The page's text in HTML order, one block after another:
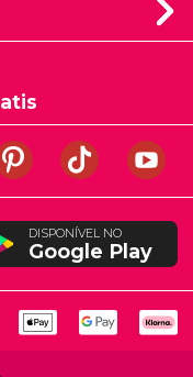
DISPONÍVEL NO
Google Play